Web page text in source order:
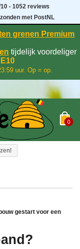
10 - 1052 reviews
met PostNL
grenen Premium
tijdelijk voordeliger
uur. Op = op.
0
gestart voor een